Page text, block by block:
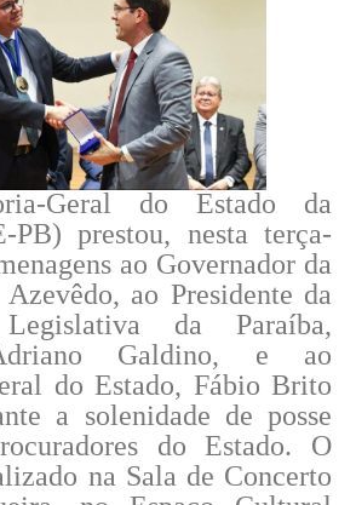
Geral do Estado da
PB) prestou, nesta terça-
ao Governador da
Azevêdo, ao Presidente da
Legislativa da Paraíba,
Galdino, e ao
do Estado, Fábio Brito
a solenidade de posse
do Estado. O
na Sala de Concerto